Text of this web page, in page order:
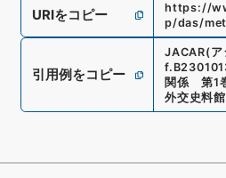
URIをコピー
https://
p/das/
引用例をコピー
JACAR(ア
f.
関係 第1
外交史料館